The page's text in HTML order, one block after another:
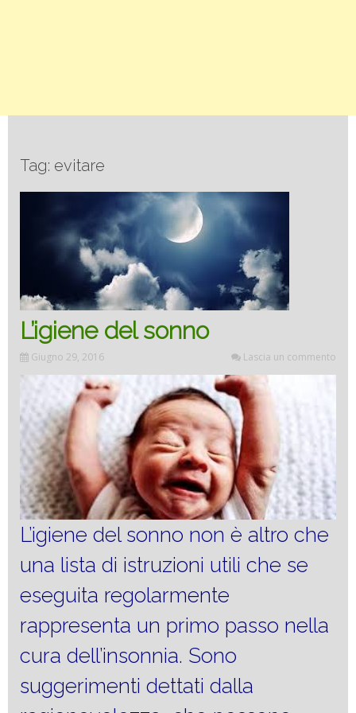
Tag: evitare
L’igiene del sonno
Giugno 29, 2016 Lascia un commento
L’igiene del sonno non è altro che
una lista di istruzioni utili che se
eseguita regolarmente
rappresenta un primo passo nella
cura dell’insonnia. Sono
suggerimenti dettati dalla